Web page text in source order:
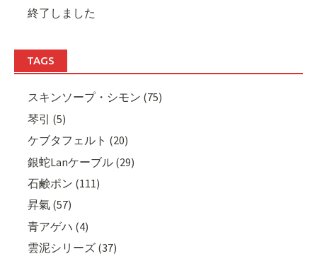
終了しました
TAGS
スキンソープ・シモン (75)
琴引 (5)
ケブタフェルト (20)
銀蛇Lanケーブル (29)
石鹸ポン (111)
昇氣 (57)
青アゲハ (4)
雲泥シリーズ (37)